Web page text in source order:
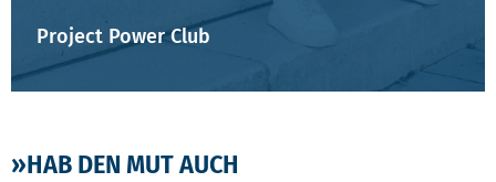
Project Power Club
»HAB DEN MUT AUCH